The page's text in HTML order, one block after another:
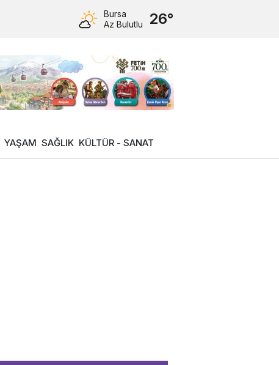
Bursa
Az Bulutlu
26°
YAŞAM SAĞLIK KÜLTÜR - SANAT